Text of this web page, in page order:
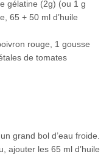
gélatine (2g) (ou 1 g
65 + 50 ml d’huile
rouge, 1 gousse
de tomates
grand bol d’eau froide.
ajouter les 65 ml d’huile